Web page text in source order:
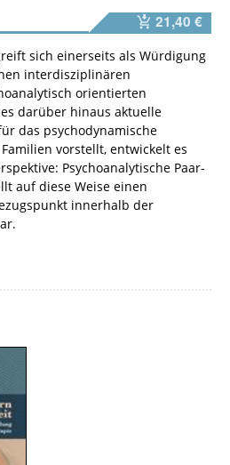
21,40 €
sich einerseits als Würdigung
interdisziplinären
orientierten
darüber hinaus aktuelle
das psychodynamische
vorstellt, entwickelt es
Psychoanalytische Paar-
auf diese Weise einen
innerhalb der